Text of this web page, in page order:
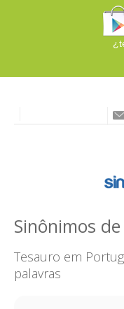
Sinônimos
Tesauro em
palavras